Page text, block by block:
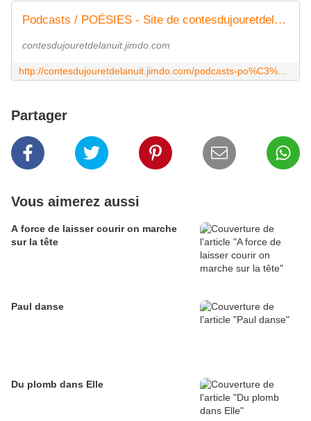
Podcasts / POÉSIES - Site de contesdujouretdelanuit !
contesdujouretdelanuit.jimdo.com
Partager
Vous aimerez aussi
A force de laisser courir on marche
sur la tête
Paul danse
Du plomb dans Elle